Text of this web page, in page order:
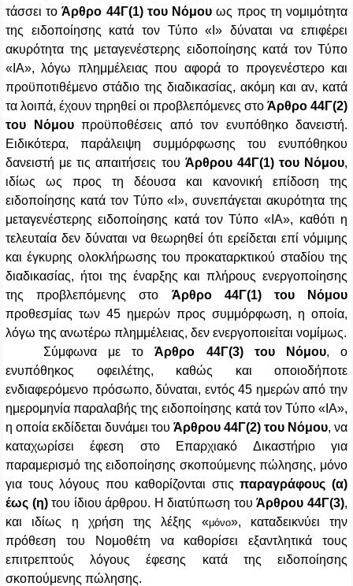
τάσσει τοΆρθρο 44Γ(1) του Νόμου ως προς τη νομιμότητα
της ειδοποίησης κατά τον Τύπο «Ι» δύναται να επιφέρει
ακυρότητα της μεταγενέστερης ειδοποίησης κατά τον Τύπο
«ΙΑ», λόγω πλημμέλειας που αφορά το προγενέστερο και
προϋποτιθέμενο στάδιο της διαδικασίας, ακόμη και αν, κατά
τα λοιπά, έχουν τηρηθεί οι προβλεπόμενες στο Άρθρο 44Γ(2)
του Νόμουπροϋποθέσεις από τον ενυπόθηκο δανειστή.
Ειδικότερα, παράλειψη συμμόρφωσης του ενυπόθηκου
δανειστή με τις απαιτήσεις του Άρθρου 44Γ(1) του Νόμου,
ιδίως ως προς τη δέουσα και κανονική επίδοση της
ειδοποίησης κατά τον Τύπο «Ι», συνεπάγεται ακυρότητα της
μεταγενέστερης ειδοποίησης κατά τον Τύπο «ΙΑ», καθότι η
τελευταία δεν δύναται να θεωρηθεί ότι ερείδεται επί νόμιμης
και έγκυρης ολοκλήρωσης του προκαταρκτικού σταδίου της
διαδικασίας, ήτοι της έναρξης και πλήρους ενεργοποίησης
της προβλεπόμενης στο Άρθρο 44Γ(1) του Νόμου
προθεσμίας των 45 ημερών προς συμμόρφωση, η οποία,
λόγω της ανωτέρω πλημμέλειας, δεν ενεργοποιείται νομίμως.
Σύμφωνα με τοΆρθρο 44Γ(3) του Νόμου, ο
ενυπόθηκος οφειλέτης, καθώς και οποιοδήποτε
ενδιαφερόμενο πρόσωπο, δύναται, εντός 45 ημερών από την
ημερομηνία παραλαβής της ειδοποίησης κατά τον Τύπο «ΙΑ»,
η οποία εκδίδεται δυνάμει του Άρθρου 44Γ(2) του Νόμου, να
καταχωρίσει έφεση στο Επαρχιακό Δικαστήριο για
παραμερισμό της ειδοποίησης σκοπούμενης πώλησης, μόνο
για τους λόγους που καθορίζονται στιςπαραγράφους (α)
έως (η)του ίδιου άρθρου. Η διατύπωση τουΆρθρου 44Γ(3),
και ιδίως η χρήση της λέξης «μόνο», καταδεικνύει την
πρόθεση του Νομοθέτη να καθορίσει εξαντλητικά τους
επιτρεπτούς λόγους έφεσης κατά της ειδοποίησης
σκοπούμενης πώλησης.